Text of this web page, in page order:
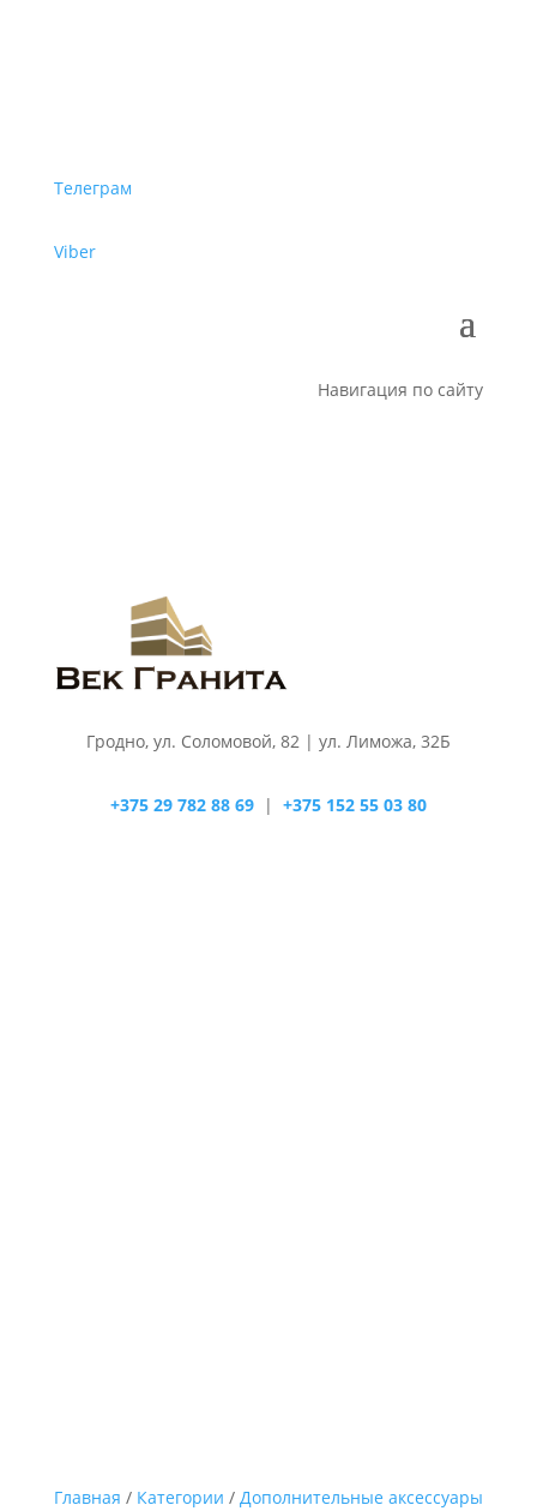
Телеграм
Viber
Навигация по сайту
Гродно, ул. Соломовой, 82 | ул. Лиможа, 32Б
+375 29 782 88 69| +375 152 55 03 80
Главная / Категории / Дополнительные аксессуары